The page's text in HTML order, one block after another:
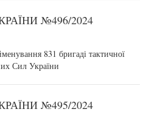
№496/2024
831 бригаді тактичної
Сил України
№495/2024